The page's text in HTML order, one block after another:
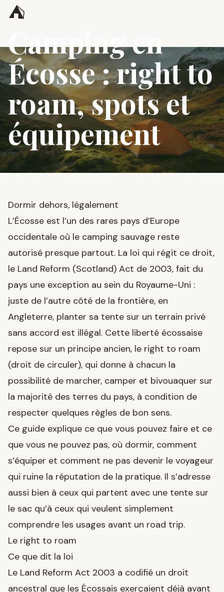
⛺
Camping en
Écosse : right to
roam, spots et
équipement
Dormir dehors, légalement
L’Écosse est l’un des rares pays d’Europe
occidentale où le camping sauvage reste
autorisé presque partout. La loi qui régit ce droit,
le Land Reform (Scotland) Act de 2003, fait du
pays une exception au sein du Royaume-Uni :
juste de l’autre côté de la frontière, en
Angleterre, planter sa tente sur un terrain privé
sans accord est illégal. Cette liberté écossaise
repose sur un principe ancien, le right to roam
(droit de circuler), qui donne à chacun la
possibilité de marcher, camper et bivouaquer sur
la majorité des terres du pays, à condition de
respecter quelques règles de bon sens.
Ce guide explique ce que vous pouvez faire et ce
que vous ne pouvez pas, où dormir, comment
s’équiper et comment ne pas devenir le voyageur
qui ruine la réputation de la pratique. Il s’adresse
aussi bien à ceux qui partent avec une tente sur
le sac qu’à ceux qui veulent simplement
comprendre les usages avant un road trip.
Le right to roam
Ce que dit la loi
Le Land Reform Act 2003 a codifié un droit
ancestral que les Écossais exerçaient déjà avant